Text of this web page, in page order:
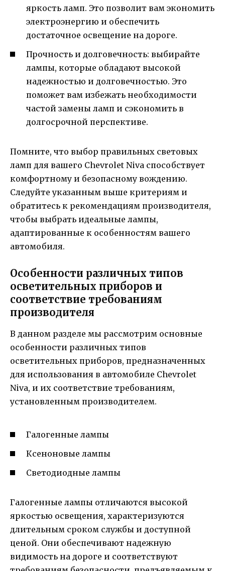
яркость ламп. Это позволит вам экономить
электроэнергию и обеспечить
достаточное освещение на дороге.
Прочность и долговечность: выбирайте
лампы, которые обладают высокой
надежностью и долговечностью. Это
поможет вам избежать необходимости
частой замены ламп и сэкономить в
долгосрочной перспективе.
Помните, что выбор правильных световых
ламп для вашего Chevrolet Niva способствует
комфортному и безопасному вождению.
Следуйте указанным выше критериям и
обратитесь к рекомендациям производителя,
чтобы выбрать идеальные лампы,
адаптированные к особенностям вашего
автомобиля.
Особенности различных типов
осветительных приборов и
соответствие требованиям
производителя
В данном разделе мы рассмотрим основные
особенности различных типов
осветительных приборов, предназначенных
для использования в автомобиле Chevrolet
Niva, и их соответствие требованиям,
установленным производителем.
Галогенные лампы
Ксеноновые лампы
Светодиодные лампы
Галогенные лампы отличаются высокой
яркостью освещения, характеризуются
длительным сроком службы и доступной
ценой. Они обеспечивают надежную
видимость на дороге и соответствуют